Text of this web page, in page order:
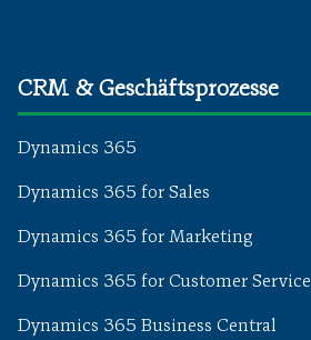
CRM & Geschäftsprozesse
Dynamics 365
Dynamics 365 for Sales
Dynamics 365 for Marketing
Dynamics 365 for Customer Service
Dynamics 365 Business Central